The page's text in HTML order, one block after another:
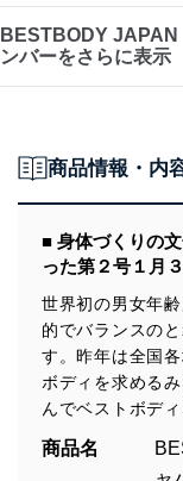
BESTBODY JAPAN
ンバーをさらに表示
商品情報・内
■ 身体づくりの
った第２号１月
世界初の男女年
的でバランスの
す。昨年は全国
ボディを求める
んでベストボデ
商品名